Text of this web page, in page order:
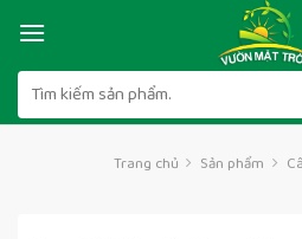
content
Tìm
kiếm:
Trang chủ Sản phẩm